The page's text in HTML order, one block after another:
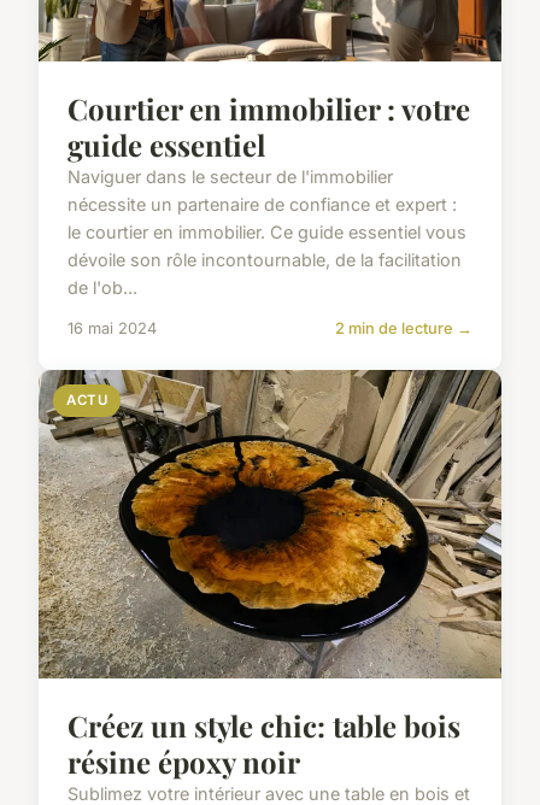
Courtier en immobilier : votre
guide essentiel
Naviguer dans le secteur de l'immobilier
nécessite un partenaire de confiance et expert :
le courtier en immobilier. Ce guide essentiel vous
dévoile son rôle incontournable, de la facilitation
de l'ob...
16 mai 2024 2 min de lecture →
ACTU
Créez un style chic: table bois
résine époxy noir
Sublimez votre intérieur avec une table en bois et